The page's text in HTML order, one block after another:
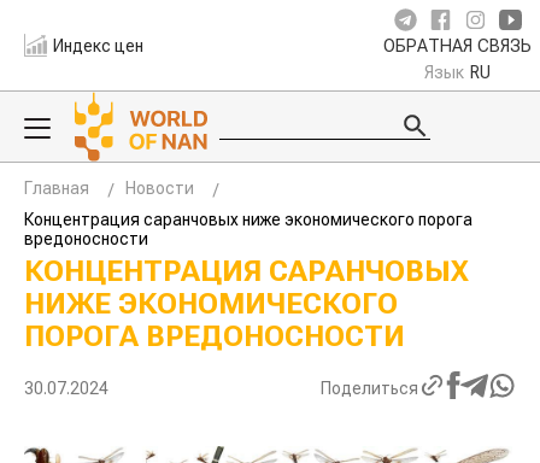
Индекс цен ОБРАТНАЯ СВЯЗЬ
Язык RU
Главная
Новости
Концентрация саранчовых ниже экономического порога
вредоносности
КОНЦЕНТРАЦИЯ САРАНЧОВЫХ
НИЖЕ ЭКОНОМИЧЕСКОГО
ПОРОГА ВРЕДОНОСНОСТИ
30.07.2024 Поделиться